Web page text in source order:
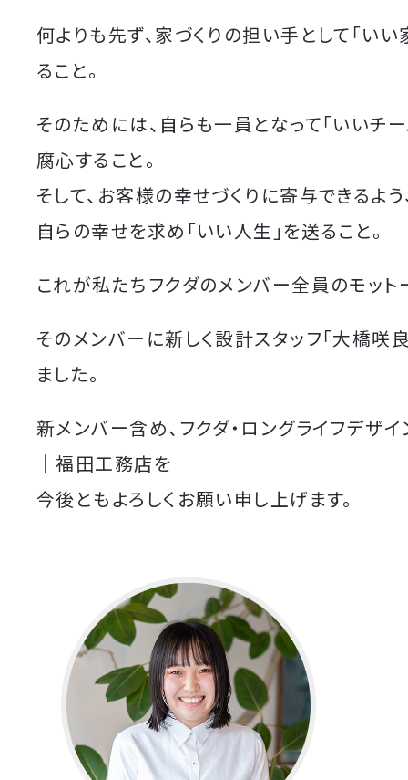
何よりも先ず、家づくりの担い手として「いい
ること。
そのためには、自らも一員となって「いいチー
腐心すること。
そして、お客様の幸せづくりに寄与できるよう
自らの幸せを求め「いい人生」を送ること。
これが私たちフクダのメンバー全員のモット
そのメンバーに新しく設計スタッフ「大橋咲
ました。
新メンバー含め、フクダ・ロングライフデザ
｜福田工務店を
今後ともよろしくお願い申し上げます。